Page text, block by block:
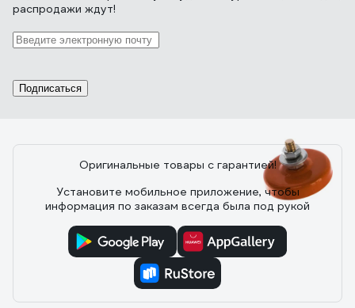
Отзыв о клемме заземления КОРД КЗ-50
Хороший полуфабрикат для изготовления хорошей
клеммы. Зажимает сильно. Губки прочные
38 отзывов
Отзыв о клемме заземления Foxweld
МКЗ-200 5397
распродажи ждут!
Подписаться
Оригинальные товары с гарантией!
Установите мобильное приложение, чтобы
информация по заказам всегда была под рукой